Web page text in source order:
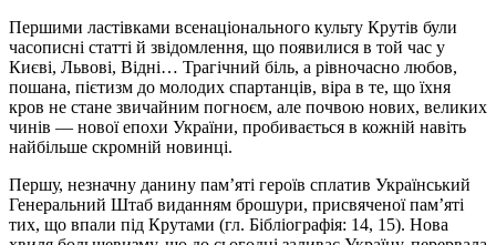
Першими ластівками всенаціонального культу Крутів були
часописні статті й звідомлення, що появилися в той час у
Києві, Львові, Відні… Трагічний біль, а рівночасно любов,
пошана, пієтизм до молодих спартанців, віра в те, що їхня
кров не стане звичайним погноєм, але почвою нових, великих
чинів — нової епохи України, пробивається в кожній навіть
найбільше скромній новинці.
Першу, незначну данину пам’яті героїв сплатив Український
Генеральний Штаб виданням брошури, присвяченої пам’яті
тих, що впали під Крутами (гл. Бібліографія: 14, 15). Нова